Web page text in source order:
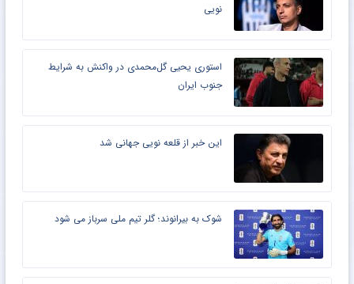
نویی
استوری یحیی گل‌محمدی در واکنش به شرایط
جنوب ایران
این خبر از قلعه نویی جهانی شد
شوک به بیرانوند؛ گلر تیم ملی سرباز می شود